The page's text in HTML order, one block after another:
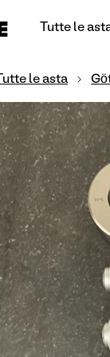
Tutte le
Tutte le asta